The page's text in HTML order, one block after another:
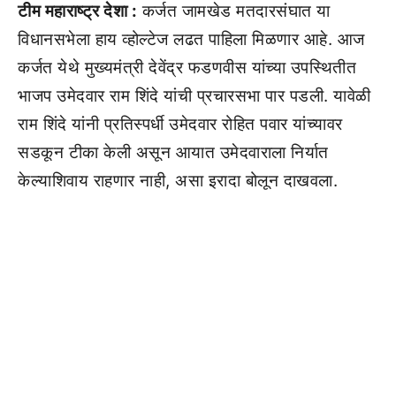
टीम महाराष्ट्र देशा : कर्जत जामखेड मतदारसंघात या
विधानसभेला हाय व्होल्टेज लढत पाहिला मिळणार आहे. आज
कर्जत येथे मुख्यमंत्री देवेंद्र फडणवीस यांच्या उपस्थितीत
भाजप उमेदवार राम शिंदे यांची प्रचारसभा पार पडली. यावेळी
राम शिंदे यांनी प्रतिस्पर्धी उमेदवार रोहित पवार यांच्यावर
सडकून टीका केली असून आयात उमेदवाराला निर्यात
केल्याशिवाय राहणार नाही, असा इरादा बोलून दाखवला.